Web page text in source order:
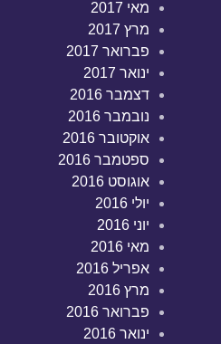
מאי 2017
מרץ 2017
פברואר 2017
ינואר 2017
דצמבר 2016
נובמבר 2016
אוקטובר 2016
ספטמבר 2016
אוגוסט 2016
יולי 2016
יוני 2016
מאי 2016
אפריל 2016
מרץ 2016
פברואר 2016
ינואר 2016